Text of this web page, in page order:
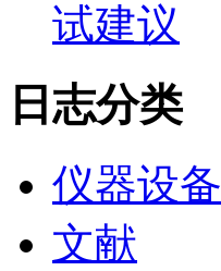
试建议
日志分类
仪器设备
文献